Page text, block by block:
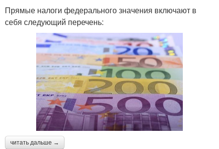
Прямые налоги федерального значения включают в
себя следующий перечень:
читать дальше →